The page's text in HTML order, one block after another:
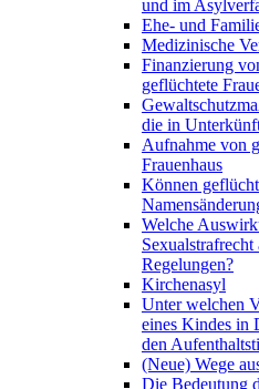
und im
Ehe- und
Medizinische
Finanzierung
geflüchtete
die in
Aufnahme von
Frauenhaus
Können
Welche
Regelungen?
Kirchenasyl
Unter welchen
eines Kindes in
den
(Neue) Wege
Die Bedeutung